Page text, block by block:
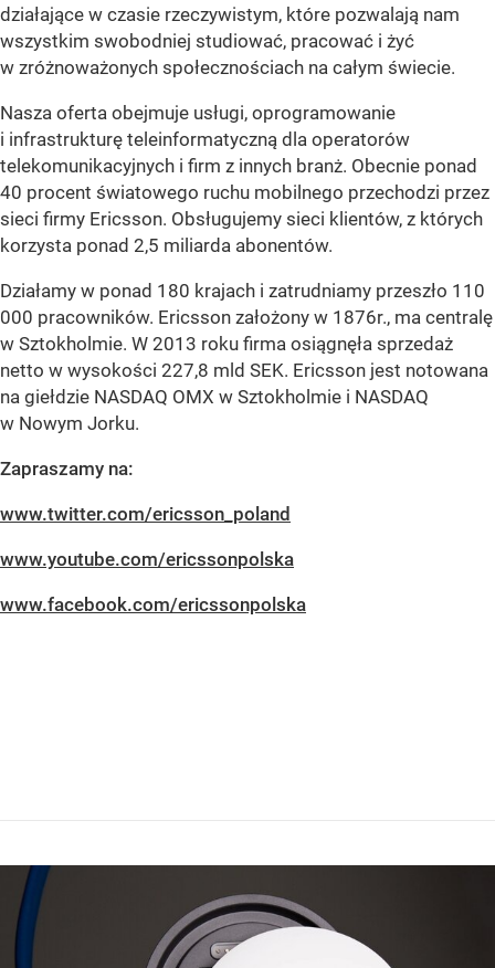
działające w czasie rzeczywistym, które pozwalają nam
wszystkim swobodniej studiować, pracować i żyć
w zróżnoważonych społecznościach na całym świecie.
Nasza oferta obejmuje usługi, oprogramowanie
i infrastrukturę teleinformatyczną dla operatorów
telekomunikacyjnych i firm z innych branż. Obecnie ponad
40 procent światowego ruchu mobilnego przechodzi przez
sieci firmy Ericsson. Obsługujemy sieci klientów, z których
korzysta ponad 2,5 miliarda abonentów.
Działamy w ponad 180 krajach i zatrudniamy przeszło 110
000 pracowników. Ericsson założony w 1876r., ma centralę
w Sztokholmie. W 2013 roku firma osiągnęła sprzedaż
netto w wysokości 227,8 mld SEK. Ericsson jest notowana
na giełdzie NASDAQ OMX w Sztokholmie i NASDAQ
w Nowym Jorku.
Zapraszamy na:
www.twitter.com/ericsson_poland
www.youtube.com/ericssonpolska
www.facebook.com/ericssonpolska